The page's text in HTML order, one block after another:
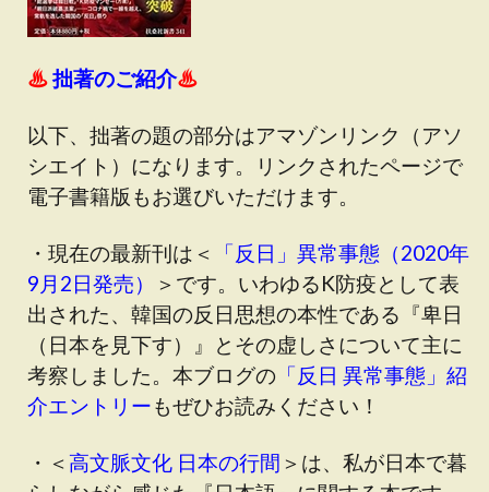
♨拙著のご紹介♨
以下、拙著の題の部分はアマゾンリンク（アソ
シエイト）になります。リンクされたページで
電子書籍版もお選びいただけます。
・現在の最新刊は＜
「反日」異常事態（2020年
9月2日発売）
＞です。いわゆるK防疫として表
出された、韓国の反日思想の本性である『卑日
（日本を見下す）』とその虚しさについて主に
考察しました。本ブログの 「反日 異常事態」紹
介エントリーもぜひお読みください！
・＜高文脈文化 日本の行間 ＞は、私が日本で暮